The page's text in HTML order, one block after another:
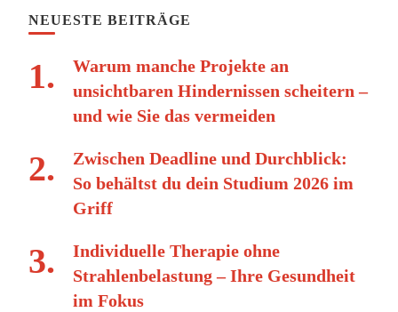
NEUESTE BEITRÄGE
Warum manche Projekte an
unsichtbaren Hindernissen scheitern –
und wie Sie das vermeiden
Zwischen Deadline und Durchblick:
So behältst du dein Studium 2026 im
Griff
Individuelle Therapie ohne
Strahlenbelastung – Ihre Gesundheit
im Fokus